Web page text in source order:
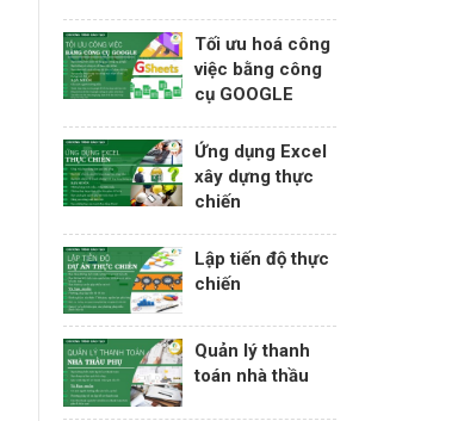
Tối ưu hoá công
việc bằng công
cụ GOOGLE
Ứng dụng Excel
xây dựng thực
chiến
Lập tiến độ thực
chiến
Quản lý thanh
toán nhà thầu